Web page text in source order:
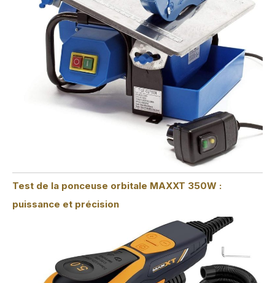
Test de la ponceuse orbitale MAXXT 350W :
puissance et précision